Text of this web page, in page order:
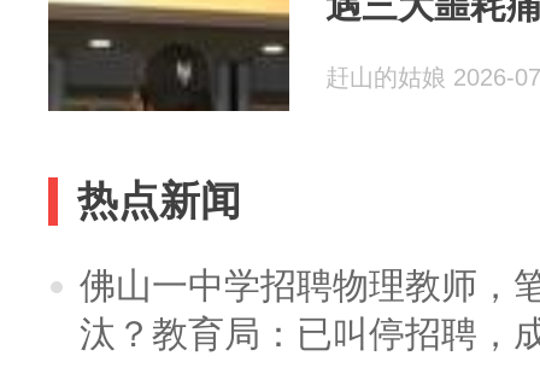
赶山的姑娘 2026-
热点新闻
佛山一中学招聘物理教师，
汰？教育局：已叫停招聘，